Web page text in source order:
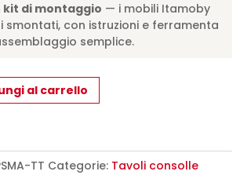
kit di montaggio — i mobili Itamoby
smontati, con istruzioni e ferramenta
semplice.
al carrello
TT Categorie: Tavoli consolle